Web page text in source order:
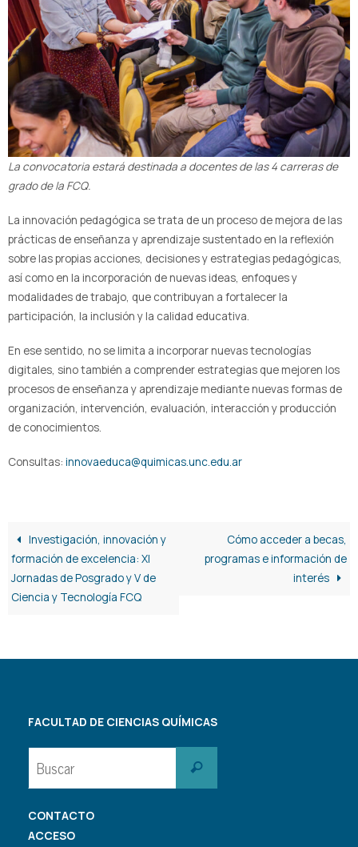
La convocatoria estará destinada a docentes de las 4 carreras de
grado de la FCQ.
La innovación pedagógica se trata de un proceso de mejora de las
prácticas de enseñanza y aprendizaje sustentado en la reflexión
sobre las propias acciones, decisiones y estrategias pedagógicas,
así como en la incorporación de nuevas ideas, enfoques y
modalidades de trabajo, que contribuyan a fortalecer la
participación, la inclusión y la calidad educativa.
En ese sentido, no se limita a incorporar nuevas tecnologías
digitales, sino también a comprender estrategias que mejoren los
procesos de enseñanza y aprendizaje mediante nuevas formas de
organización, intervención, evaluación, interacción y producción
de conocimientos.
Consultas: innovaeduca@quimicas.unc.edu.ar
Investigación, innovación y
formación de excelencia: XI
Jornadas de Posgrado y V de
Ciencia y Tecnología FCQ
Cómo acceder a becas,
programas e información de
interés
FACULTAD DE CIENCIAS QUÍMICAS
Buscar
CONTACTO
ACCESO